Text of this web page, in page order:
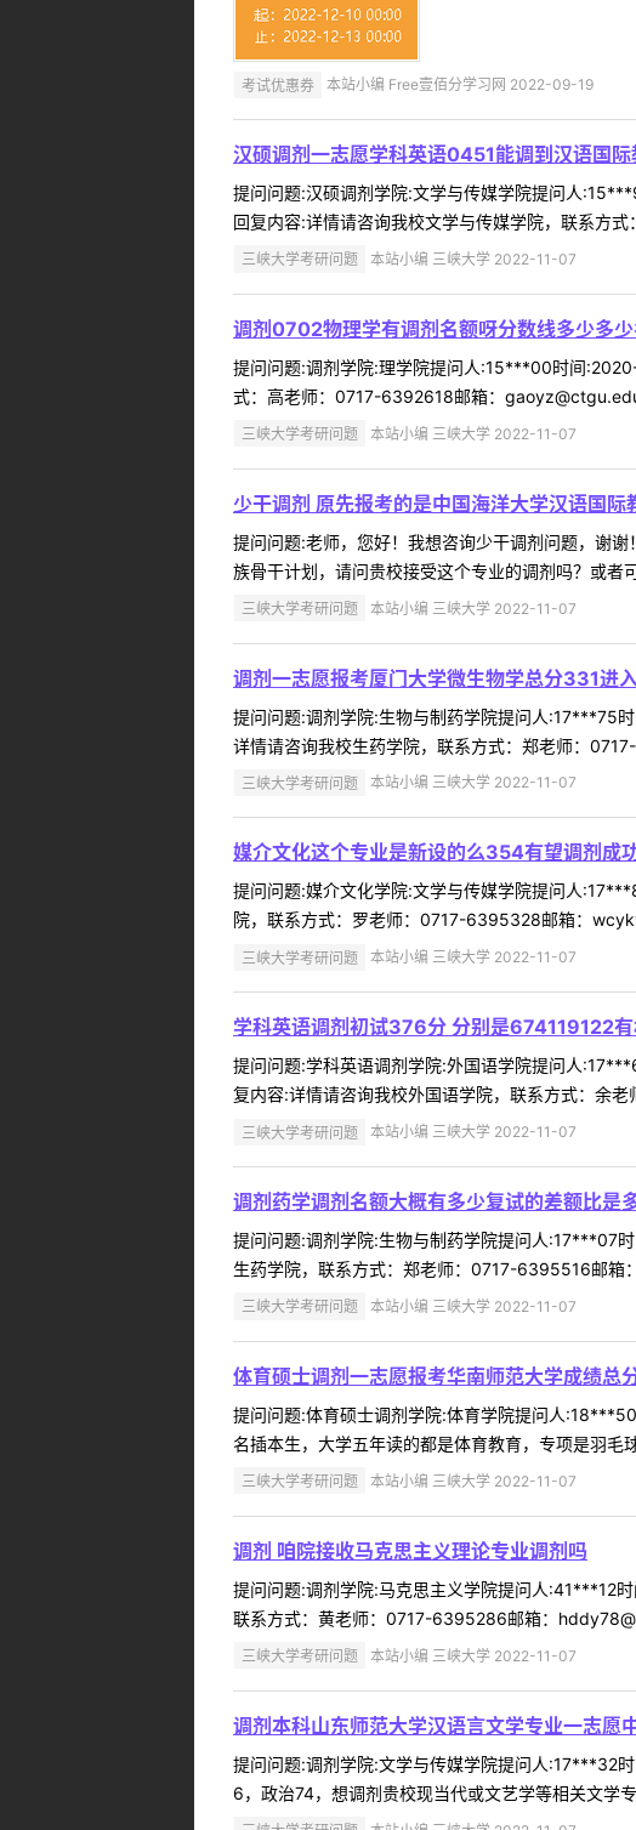
考试优惠券 本站小编 Free壹佰分学习网 2022-09-19
汉硕调剂一志愿学科英语0451能调到汉语国
提问问题:汉硕调剂学院:文学与传媒学院提问人
回复内容:详情请咨询我校文学与传媒学院，联系方
三峡大学考研问题 本站小编 三峡大学 2022-11-07
调剂0702物理学有调剂名额呀分数线多少多
提问问题:调剂学院:理学院提问人:15***00时间
式：高老师：0717-6392618邮箱：
三峡大学考研问题 本站小编 三峡大学 2022-11-07
少干调剂 原先报考的是中国海洋大学汉语国际
提问问题:老师，您好！我想咨询少干调剂问题，谢
族骨干计划，请问贵校接受这个专业的调剂吗？或
三峡大学考研问题 本站小编 三峡大学 2022-11-07
调剂一志愿报考厦门大学微生物学总分331进
提问问题:调剂学院:生物与制药学院提问人:17***75
详情请咨询我校生药学院，联系方式：郑老师：
三峡大学考研问题 本站小编 三峡大学 2022-11-07
媒介文化这个专业是新设的么354有望调剂成
提问问题:媒介文化学院:文学与传媒学院提问人
院，联系方式：罗老师：0717-6395328邮箱：
三峡大学考研问题 本站小编 三峡大学 2022-11-07
学科英语调剂初试376分 分别是674119122有
提问问题:学科英语调剂学院:外国语学院提问人
复内容:详情请咨询我校外国语学院，联系方式：余
三峡大学考研问题 本站小编 三峡大学 2022-11-07
调剂药学调剂名额大概有多少复试的差额比是
提问问题:调剂学院:生物与制药学院提问人:17***07
生药学院，联系方式：郑老师：0717-6395516邮
三峡大学考研问题 本站小编 三峡大学 2022-11-07
体育硕士调剂一志愿报考华南师范大学成绩总
提问问题:体育硕士调剂学院:体育学院提问人
名插本生，大学五年读的都是体育教育，专项是羽
三峡大学考研问题 本站小编 三峡大学 2022-11-07
调剂 咱院接收马克思主义理论专业调剂吗
提问问题:调剂学院:马克思主义学院提问人:41***12
联系方式：黄老师：0717-6395286邮箱：
三峡大学考研问题 本站小编 三峡大学 2022-11-07
调剂本科山东师范大学汉语言文学专业一志愿
提问问题:调剂学院:文学与传媒学院提问人:17***32
6，政治74，想调剂贵校现当代或文艺学等相关文学